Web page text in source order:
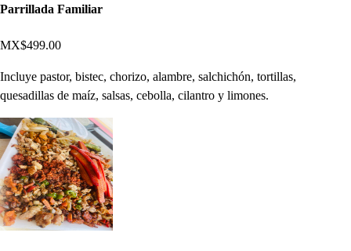
Parrillada Familiar
MX$499.00
Incluye pastor, bistec, chorizo, alambre, salchichón, tortillas,
quesadillas de maíz, salsas, cebolla, cilantro y limones.